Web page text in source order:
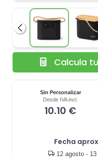
Anterior
Sin Personalizar
Desde IVA incl.
10.10 €
Fecha
12 agosto -
Calcula